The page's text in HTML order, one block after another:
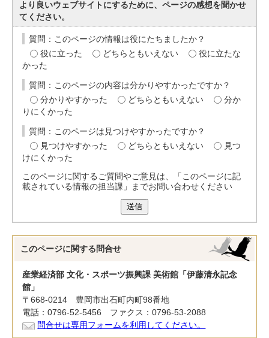
より良いウェブサイトにするために、ページの感想を聞かせ
てください。
質問：このページの情報は役にたちましたか？
役に立った
どちらともいえない
役に立たな
かった
質問：このページの内容は分かりやすかったですか？
分かりやすかった
どちらともいえない
分か
りにくかった
質問：このページは見つけやすかったですか？
見つけやすかった
どちらともいえない
見つ
けにくかった
このページに関するご質問やご意見は、「このページに記
載されている情報の担当課」までお問い合わせください
送信
このページに関する 問合せ
産業経済部 文化・スポーツ振興課 美術館「伊藤清永記念
館」
〒668-0214 豊岡市出石町内町98番地
電話：0796-52-5456 ファクス：0796-53-2088
問合せは専用フォームを利用してください。